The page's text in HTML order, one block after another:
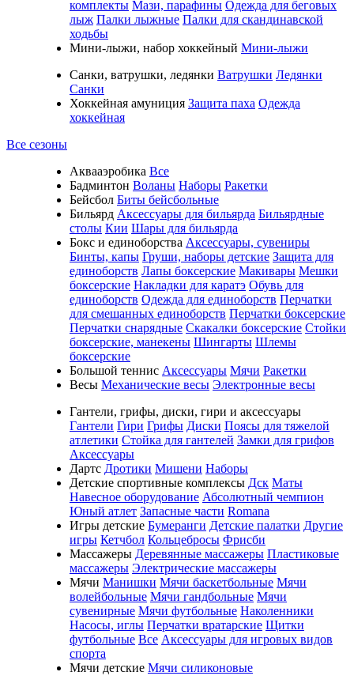
комплекты Мази, парафины Одежда для беговых
лыж Палки лыжные Палки для скандинавской
ходьбы
Мини-лыжи, набор хоккейный Мини-лыжи
Санки, ватрушки, ледянки Ватрушки Ледянки
Санки
Хоккейная амуниция Защита паха Одежда
хоккейная
Все сезоны
Аквааэробика Все
Бадминтон Воланы Наборы Ракетки
Бейсбол Биты бейсбольные
Бильярд Аксессуары для бильярда Бильярдные
столы Кии Шары для бильярда
Бокс и единоборства Аксессуары, сувениры
Бинты, капы Груши, наборы детские Защита для
единоборств Лапы боксерские Макивары Мешки
боксерские Накладки для каратэ Обувь для
единоборств Одежда для единоборств Перчатки
для смешанных единоборств Перчатки боксерские
Перчатки снарядные Скакалки боксерские Стойки
боксерские, манекены Шингарты Шлемы
боксерские
Большой теннис Аксессуары Мячи Ракетки
Весы Механические весы Электронные весы
Гантели, грифы, диски, гири и аксессуары
Гантели Гири Грифы Диски Поясы для тяжелой
атлетики Стойка для гантелей Замки для грифов
Аксессуары
Дартс Дротики Мишени Наборы
Детские спортивные комплексы Дск Маты
Навесное оборудование Абсолютный чемпион
Юный атлет Запасные части Romana
Игры детские Бумеранги Детские палатки Другие
игры Кетчбол Кольцебросы Фрисби
Массажеры Деревянные массажеры Пластиковые
массажеры Электрические массажеры
Мячи Манишки Мячи баскетбольные Мячи
волейбольные Мячи гандбольные Мячи
сувенирные Мячи футбольные Наколенники
Насосы, иглы Перчатки вратарские Щитки
футбольные Все Аксессуары для игровых видов
спорта
Мячи детские Мячи силиконовые